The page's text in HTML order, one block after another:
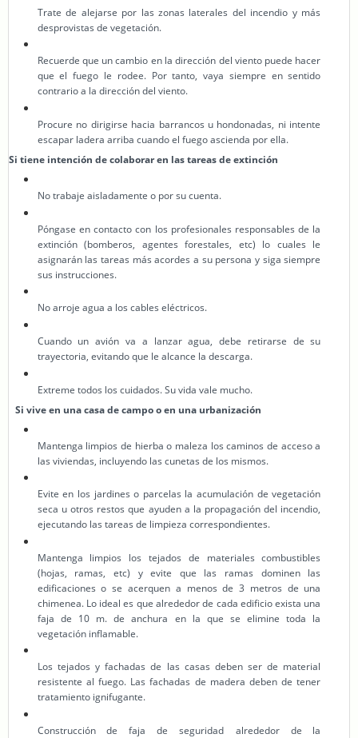
Trate de alejarse por las zonas laterales del incendio y más
desprovistas de vegetación.
Recuerde que un cambio en la dirección del viento puede hacer
que el fuego le rodee. Por tanto, vaya siempre en sentido
contrario a la dirección del viento.
Procure no dirigirse hacia barrancos u hondonadas, ni intente
escapar ladera arriba cuando el fuego ascienda por ella.
Si tiene intención de colaborar en las tareas de extinción
No trabaje aisladamente o por su cuenta.
Póngase en contacto con los profesionales responsables de la
extinción (bomberos, agentes forestales, etc) lo cuales le
asignarán las tareas más acordes a su persona y siga siempre
sus instrucciones.
No arroje agua a los cables eléctricos.
Cuando un avión va a lanzar agua, debe retirarse de su
trayectoria, evitando que le alcance la descarga.
Extreme todos los cuidados. Su vida vale mucho.
Si vive en una casa de campo o en una urbanización
Mantenga limpios de hierba o maleza los caminos de acceso a
las viviendas, incluyendo las cunetas de los mismos.
Evite en los jardines o parcelas la acumulación de vegetación
seca u otros restos que ayuden a la propagación del incendio,
ejecutando las tareas de limpieza correspondientes.
Mantenga limpios los tejados de materiales combustibles
(hojas, ramas, etc) y evite que las ramas dominen las
edificaciones o se acerquen a menos de 3 metros de una
chimenea. Lo ideal es que alrededor de cada edificio exista una
faja de 10 m. de anchura en la que se elimine toda la
vegetación inflamable.
Los tejados y fachadas de las casas deben ser de material
resistente al fuego. Las fachadas de madera deben de tener
tratamiento ignifugante.
Construcción de faja de seguridad
alrededor de la